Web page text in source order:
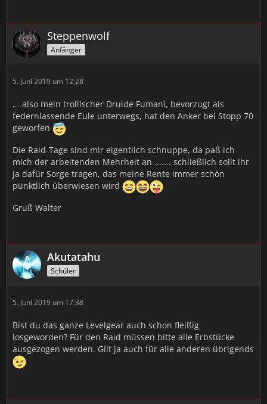
Steppenwolf
Anfänger
5. Juni 2019 um 12:28
... also mein trollischer Druide Fumani, bevorzugt als
federnlassende Eule unterwegs, hat den Anker bei Stopp 70
geworfen
Die Raid-Tage sind mir eigentlich schnuppe, da paß ich
mich der arbeitenden Mehrheit an ....... schließlich sollt ihr
ja dafür Sorge tragen, das meine Rente immer schön
pünktlich überwiesen wird
Gruß Walter
Akutatahu
Schüler
5. Juni 2019 um 17:38
Bist du das ganze Levelgear auch schon fleißig
losgeworden? Für den Raid müssen bitte alle Erbstücke
ausgezogen werden. Gilt ja auch für alle anderen übrigends